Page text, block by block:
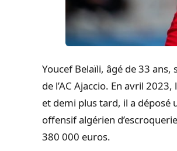
Youcef Belaïli, âgé de 33
de l’AC Ajaccio. En avril
et demi plus tard, il a déposé
offensif algérien
380 000 euros.